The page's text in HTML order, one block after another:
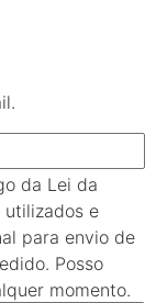
da Lei da
utilizados e
para envio de
Posso
momento.